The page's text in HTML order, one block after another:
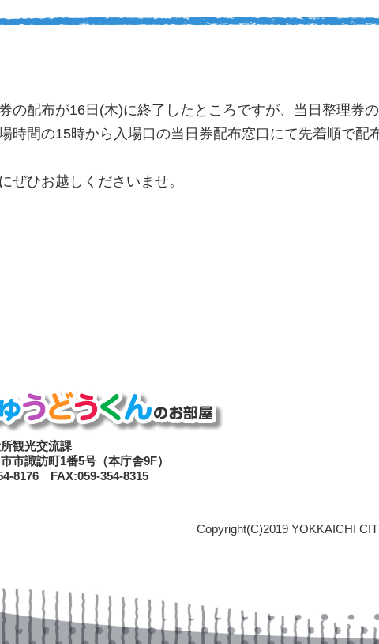
の配布が16日(木)に終了したところですが、当日整理券
時間の15時から入場口の当日券配布窓口にて先着順で
ぜひお越しくださいませ。
観光交流課
市諏訪町1番5号（本庁舎9F）
8176 FAX:059-354-8315
Copyright(C)2019 YOKKAICHI